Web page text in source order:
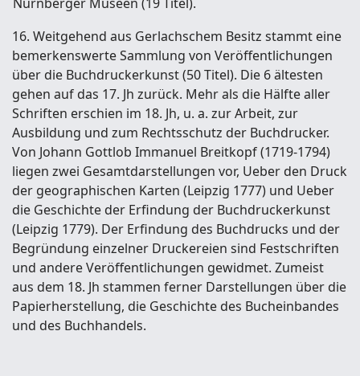
16. Weitgehend aus Gerlachschem Besitz stammt eine
bemerkenswerte Sammlung von Veröffentlichungen
über die Buchdruckerkunst (50 Titel). Die 6 ältesten
gehen auf das 17. Jh zurück. Mehr als die Hälfte aller
Schriften erschien im 18. Jh, u. a. zur Arbeit, zur
Ausbildung und zum Rechtsschutz der Buchdrucker.
Von Johann Gottlob Immanuel Breitkopf (1719-1794)
liegen zwei Gesamtdarstellungen vor, Ueber den Druck
der geographischen Karten (Leipzig 1777) und Ueber
die Geschichte der Erfindung der Buchdruckerkunst
(Leipzig 1779). Der Erfindung des Buchdrucks und der
Begründung einzelner Druckereien sind Festschriften
und andere Veröffentlichungen gewidmet. Zumeist
aus dem 18. Jh stammen ferner Darstellungen über die
Papierherstellung, die Geschichte des Bucheinbandes
und des Buchhandels.